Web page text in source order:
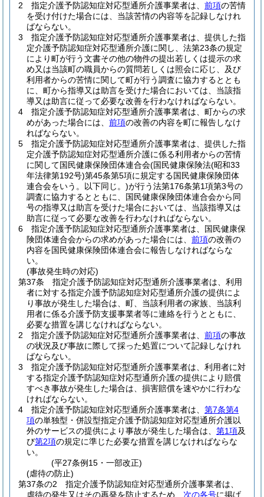
2
指定介護予防認知症対応型通所介護事業者は、 前項の苦情
を受け付けた場合には、当該苦情の内容等を記録しなけれ
ばならない。
3
指定介護予防認知症対応型通所介護事業者は、提供した指
定介護予防認知症対応型通所介護に関し、法第23条の規定
により町が行う文書その他の物件の提出若しくは提示の求
め又は当該町の職員からの質問若しくは照会に応じ、及び
利用者からの苦情に関して町が行う調査に協力するととも
に、町から指導又は助言を受けた場合においては、当該指
導又は助言に従って必要な改善を行わなければならない。
4
指定介護予防認知症対応型通所介護事業者は、町からの求
めがあった場合には、 前項の改善の内容を町に報告しなけ
ればならない。
5
指定介護予防認知症対応型通所介護事業者は、提供した指
定介護予防認知症対応型通所介護に係る利用者からの苦情
に関して国民健康保険団体連合会(国民健康保険法(昭和33
年法律第192号)第45条第5項に規定する国民健康保険団体
連合会をいう。以下同じ。)が行う法第176条第1項第3号の
調査に協力するとともに、国民健康保険団体連合会から同
号の指導又は助言を受けた場合においては、当該指導又は
助言に従って必要な改善を行わなければならない。
6
指定介護予防認知症対応型通所介護事業者は、国民健康保
険団体連合会からの求めがあった場合には、 前項の改善の
内容を国民健康保険団体連合会に報告しなければならな
い。
(事故発生時の対応)
第37条
指定介護予防認知症対応型通所介護事業者は、利用
者に対する指定介護予防認知症対応型通所介護の提供によ
り事故が発生した場合は、町、当該利用者の家族、当該利
用者に係る介護予防支援事業者等に連絡を行うとともに、
必要な措置を講じなければならない。
2
指定介護予防認知症対応型通所介護事業者は、 前項の事故
の状況及び事故に際して採った処置について記録しなけれ
ばならない。
3
指定介護予防認知症対応型通所介護事業者は、利用者に対
する指定介護予防認知症対応型通所介護の提供により賠償
すべき事故が発生した場合は、損害賠償を速やかに行わな
ければならない。
4
指定介護予防認知症対応型通所介護事業者は、 第7条第4
項の単独型・併設型指定介護予防認知症対応型通所介護以
外のサービスの提供により事故が発生した場合は、 第1項及
び第2項の規定に準じた必要な措置を講じなければならな
い。
(平27条例15・一部改正)
(虐待の防止)
第37条の2
指定介護予防認知症対応型通所介護事業者は、
虐待の発生又はその再発を防止するため、 次の各号に掲げ